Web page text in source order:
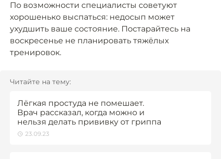
По возможности специалисты советуют
хорошенько выспаться: недосып может
ухудшить ваше состояние. Постарайтесь на
воскресенье не планировать тяжёлых
тренировок.
Читайте на тему:
Лёгкая простуда не помешает.
Врач рассказал, когда можно и
нельзя делать прививку от гриппа
23.09.23